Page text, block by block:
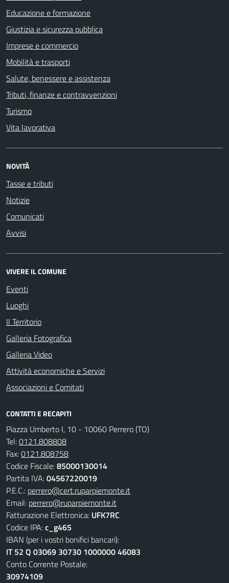
Educazione e formazione
Giustizia e sicurezza pubblica
Imprese e commercio
Mobilità e trasporti
Salute, benessere e assistenza
Tributi, finanze e contravvenzioni
Turismo
Vita lavorativa
NOVITÀ
Tasse e tributi
Notizie
Comunicati
Avvisi
VIVERE IL COMUNE
Eventi
Luoghi
Il Territorio
Galleria Fotografica
Galleria Video
Attività economiche e Servizi
Associazioni e Comitati
CONTATTI E RECAPITI
Piazza Umberto I, 10 - 10060 Perrero (TO)
Tel:0121.808808
Fax:0121.808758
Codice Fiscale:85000130014
Partita IVA:04567220019
P.E.C.: perrero@cert.ruparpiemonte.it
Email: perrero@ruparpiemonte.it
Fatturazione Elettronica: UFK7RC
Codice IPA:c_g465
IBAN (per i vostri bonifici bancari):
IT 52 Q 03069 30730 1000000 46083
Conto Corrente Postale:
30974109